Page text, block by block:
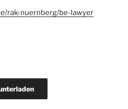
rak-nuernberg/be-lawyer